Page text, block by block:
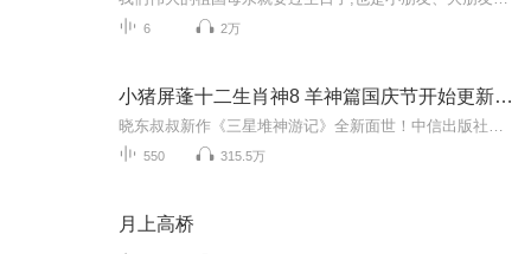
6 2万
小猪屏蓬十二生肖神8 羊神篇国庆节开始更新啦！
550 315.5万
月上高桥